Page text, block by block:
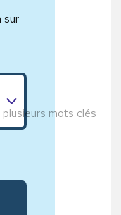
sur
clé 3